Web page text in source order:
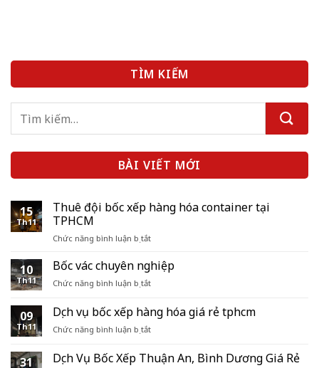
TÌM KIẾM
BÀI VIẾT MỚI
15
Th11
Thuê đội bốc xếp hàng hóa container tại
TPHCM
Chức năng bình luận bị tắtở
đội
bốc
xếp
hóa
container
tại
10
Th11
Bốc vác chuyên nghiệp
Chức năng bình luận bị tắtở
chuyên
nghiệp
09
Th11
Dịch vụ bốc xếp hàng hóa giá rẻ tphcm
Chức năng bình luận bị tắtở
bốc
31 Dịch Vụ Bốc Xếp Thuận An, Bình Dương Giá Rẻ